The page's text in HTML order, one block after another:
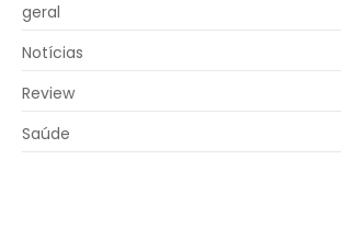
geral
Notícias
Review
Saúde